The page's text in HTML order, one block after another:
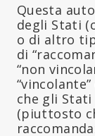
Questa
degli Stati
o di altro
di
“non
che gli
(piuttosto